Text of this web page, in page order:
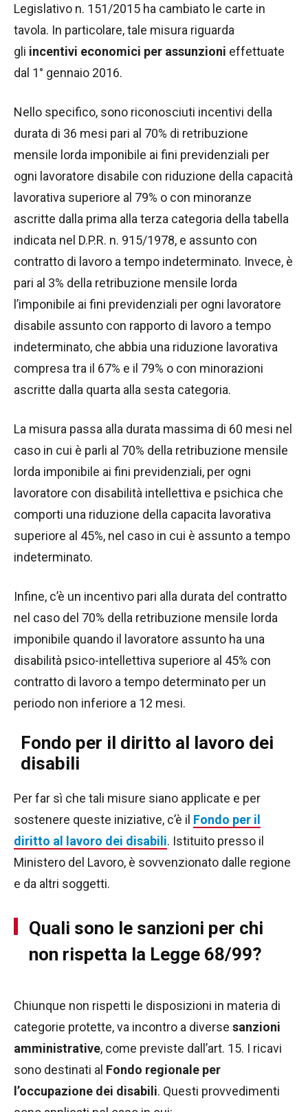
Legislativo n. 151/2015 ha cambiato le carte in
tavola. In particolare, tale misura riguarda
gli incentivi economici per assunzioni effettuate
dal 1° gennaio 2016.
Nello specifico, sono riconosciuti incentivi della
durata di 36 mesi pari al 70% di retribuzione
mensile lorda imponibile ai fini previdenziali per
ogni lavoratore disabile con riduzione della capacità
lavorativa superiore al 79% o con minoranze
ascritte dalla prima alla terza categoria della tabella
indicata nel D.P.R. n. 915/1978, e assunto con
contratto di lavoro a tempo indeterminato. Invece, è
pari al 3% della retribuzione mensile lorda
l’imponibile ai fini previdenziali per ogni lavoratore
disabile assunto con rapporto di lavoro a tempo
indeterminato, che abbia una riduzione lavorativa
compresa tra il 67% e il 79% o con minorazioni
ascritte dalla quarta alla sesta categoria.
La misura passa alla durata massima di 60 mesi nel
caso in cui è parli al 70% della retribuzione mensile
lorda imponibile ai fini previdenziali, per ogni
lavoratore con disabilità intellettiva e psichica che
comporti una riduzione della capacita lavorativa
superiore al 45%, nel caso in cui è assunto a tempo
indeterminato.
Infine, c’è un incentivo pari alla durata del contratto
nel caso del 70% della retribuzione mensile lorda
imponibile quando il lavoratore assunto ha una
disabilità psico-intellettiva superiore al 45% con
contratto di lavoro a tempo determinato per un
periodo non inferiore a 12 mesi.
Fondo per il diritto al lavoro dei
disabili
Per far sì che tali misure siano applicate e per
sostenere queste iniziative, c’è il Fondo per il
diritto al lavoro dei disabili. Istituito presso il
Ministero del Lavoro, è sovvenzionato dalle regione
e da altri soggetti.
Quali sono le sanzioni per chi
non rispetta la Legge 68/99?
Chiunque non rispetti le disposizioni in materia di
categorie protette, va incontro a diverse sanzioni
amministrative, come previste dall’art. 15. I ricavi
sono destinati al Fondo regionale per
l’occupazione dei disabili. Questi provvedimenti